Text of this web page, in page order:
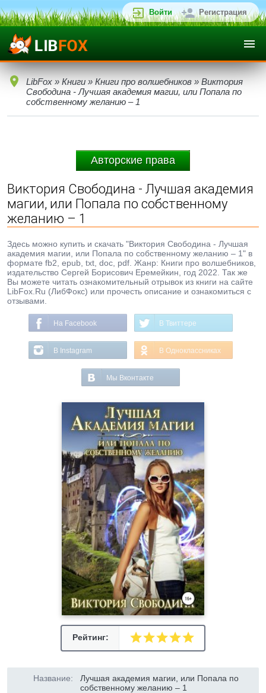
Войти Регистрация
LibFox » Книги » Книги про волшебников » Виктория
Свободина - Лучшая академия магии, или Попала по
собственному желанию – 1
Авторские права
Виктория Свободина - Лучшая академия
магии, или Попала по собственному
желанию – 1
Здесь можно купить и скачать "Виктория Свободина - Лучшая
академия магии, или Попала по собственному желанию – 1" в
формате fb2, epub, txt, doc, pdf. Жанр: Книги про волшебников,
издательство Сергей Борисович Еремейкин, год 2022. Так же
Вы можете читать ознакомительный отрывок из книги на сайте
LibFox.Ru (ЛибФокс) или прочесть описание и ознакомиться с
отзывами.
На Facebook В Твиттере
В Instagram В Одноклассниках
Мы Вконтакте
Рейтинг:
Название:
Лучшая академия магии, или Попала по
собственному желанию – 1